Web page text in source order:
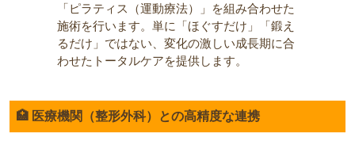
「ピラティス（運動療法）」を組み合わせた
施術を行います。単に「ほぐすだけ」「鍛え
るだけ」ではない、変化の激しい成長期に合
わせたトータルケアを提供します。
🏥 医療機関（整形外科）との高精度な連携